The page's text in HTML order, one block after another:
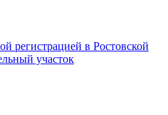
регистрацией в Ростовской
участок